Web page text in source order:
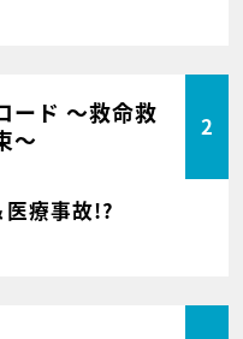
ード ～救命救
～
2
療事故!?